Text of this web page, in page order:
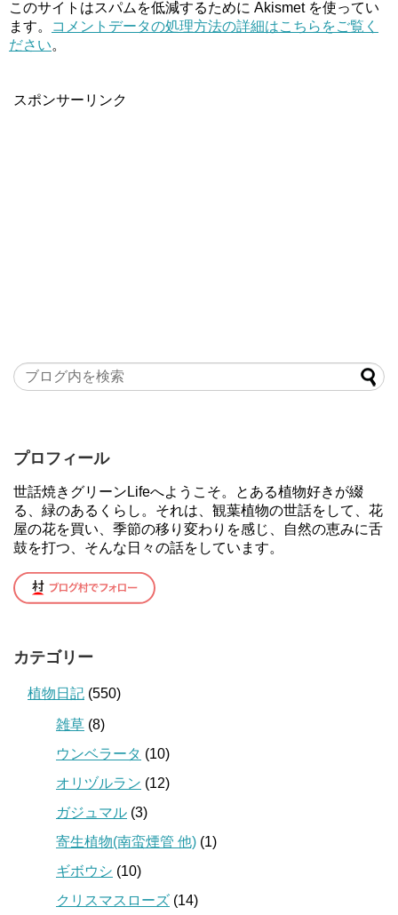
このサイトはスパムを低減するために Akismet を使ってい
ます。
コメントデータの処理方法の詳細はこちらをご覧く
ださい。
スポンサーリンク
プロフィール
世話焼きグリーンLifeへようこそ。とある植物好きが綴
る、緑のあるくらし。それは、観葉植物の世話をして、花
屋の花を買い、季節の移り変わりを感じ、自然の恵みに舌
鼓を打つ、そんな日々の話をしています。
カテゴリー
植物日記 (550)
雑草 (8)
ウンベラータ (10)
オリヅルラン (12)
ガジュマル (3)
寄生植物(南蛮煙管 他) (1)
ギボウシ (10)
クリスマスローズ (14)